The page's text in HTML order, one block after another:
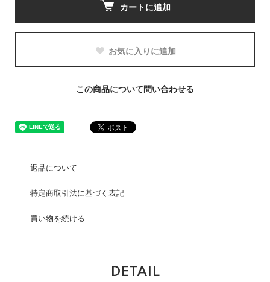
カートに追加
お気に入りに追加
この商品について問い合わせる
返品について
特定商取引法に基づく表記
買い物を続ける
DETAIL